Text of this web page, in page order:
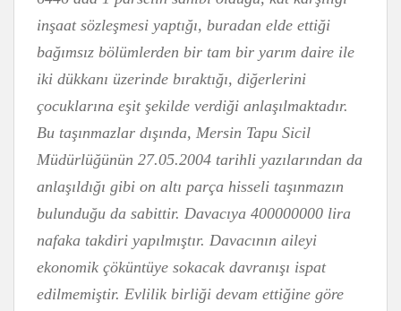
inşaat sözleşmesi yaptığı, buradan elde ettiği
bağımsız bölümlerden bir tam bir yarım daire ile
iki dükkanı üzerinde bıraktığı, diğerlerini
çocuklarına eşit şekilde verdiği anlaşılmaktadır.
Bu taşınmazlar dışında, Mersin Tapu Sicil
Müdürlüğünün 27.05.2004 tarihli yazılarından da
anlaşıldığı gibi on altı parça hisseli taşınmazın
bulunduğu da sabittir. Davacıya 400000000 lira
nafaka takdiri yapılmıştır. Davacının aileyi
ekonomik çöküntüye sokacak davranışı ispat
edilmemiştir. Evlilik birliği devam ettiğine göre